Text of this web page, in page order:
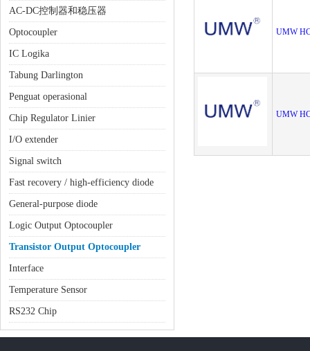
AC-DC控制器和稳压器
Optocoupler
IC Logika
Tabung Darlington
Penguat operasional
Chip Regulator Linier
I/O extender
Signal switch
Fast recovery / high-efficiency diode
General-purpose diode
Logic Output Optocoupler
Transistor Output Optocoupler
Interface
Temperature Sensor
RS232 Chip
UMW
UMW